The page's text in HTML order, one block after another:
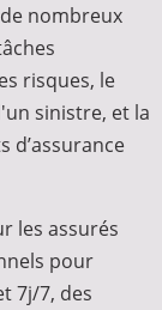
de nombreux
risques, le
sinistre, et la
d’assurance
les assurés
pour
7j/7, des